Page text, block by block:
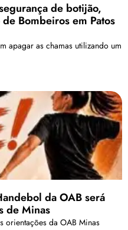
de botijão,
Bombeiros em Patos
apagar as chamas utilizando um
da OAB será
de Minas
orientações da OAB Minas